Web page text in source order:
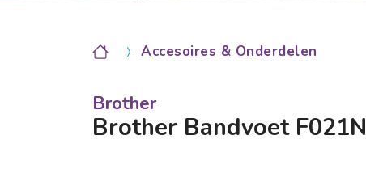
Accesoires & Onderdelen
Brother
Brother Bandvoet F021N